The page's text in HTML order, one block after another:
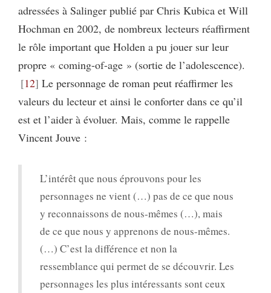
adressées à Salinger publié par Chris Kubica et Will
Hochman en 2002, de nombreux lecteurs réaffirment
le rôle important que Holden a pu jouer sur leur
propre « coming-of-age » (sortie de l’adolescence).
12 Le personnage de roman peut réaffirmer les
valeurs du lecteur et ainsi le conforter dans ce qu’il
est et l’aider à évoluer. Mais, comme le rappelle
Vincent Jouve :
L’intérêt que nous éprouvons pour les
personnages ne vient (…) pas de ce que nous
y reconnaissons de nous-mêmes (…), mais
de ce que nous y apprenons de nous-mêmes.
(…) C’est la différence et non la
ressemblance qui permet de se découvrir. Les
personnages les plus intéressants sont ceux